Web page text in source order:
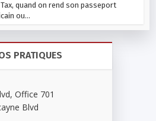
Tax, quand on rend son passeport
ou...
PRATIQUES
, Office 701
Blvd